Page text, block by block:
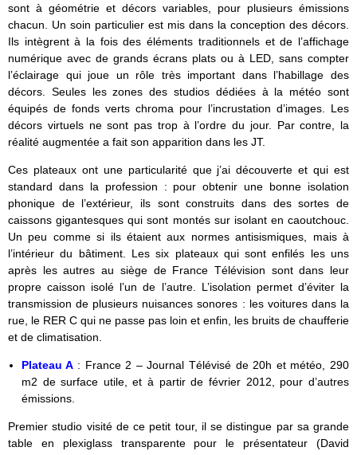
sont à géométrie et décors variables, pour plusieurs émissions
chacun. Un soin particulier est mis dans la conception des décors.
Ils intègrent à la fois des éléments traditionnels et de l’affichage
numérique avec de grands écrans plats ou à LED, sans compter
l’éclairage qui joue un rôle très important dans l’habillage des
décors. Seules les zones des studios dédiées à la météo sont
équipés de fonds verts chroma pour l’incrustation d’images. Les
décors virtuels ne sont pas trop à l’ordre du jour. Par contre, la
réalité augmentée a fait son apparition dans les JT.
Ces plateaux ont une particularité que j’ai découverte et qui est
standard dans la profession : pour obtenir une bonne isolation
phonique de l’extérieur, ils sont construits dans des sortes de
caissons gigantesques qui sont montés sur isolant en caoutchouc.
Un peu comme si ils étaient aux normes antisismiques, mais à
l’intérieur du bâtiment. Les six plateaux qui sont enfilés les uns
après les autres au siège de France Télévision sont dans leur
propre caisson isolé l’un de l’autre. L’isolation permet d’éviter la
transmission de plusieurs nuisances sonores : les voitures dans la
rue, le RER C qui ne passe pas loin et enfin, les bruits de chaufferie
et de climatisation.
Plateau A : France 2 – Journal Télévisé de 20h et météo, 290
m2 de surface utile, et à partir de février 2012, pour d’autres
émissions.
Premier studio visité de ce petit tour, il se distingue par sa grande
table en plexiglass transparente pour le présentateur (David